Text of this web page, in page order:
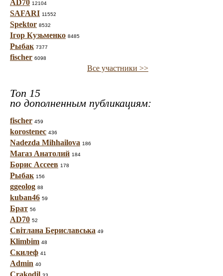
AD70 12104
SAFARI 11552
Spektor 8532
Ігор Кузьменко 8485
Рыбак 7377
fischer 6098
Все участники >>
Топ 15
по дополненным публикациям:
fischer 459
korostenec 436
Nadezda Mihhailova 186
Магаз Анатолий 184
Борис Ассеев 178
Рыбак 156
ggeolog 88
kuban46 59
Брат 56
AD70 52
Світлана Бериславська 49
Klimbim 48
Скилеф 41
Admin 40
Crakodil